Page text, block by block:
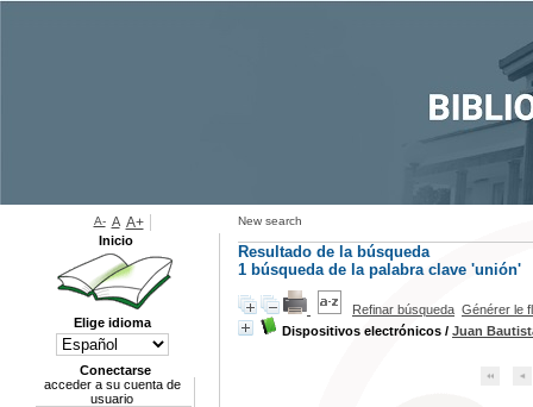
New search
Resultado de la búsqueda
1 búsqueda de la palabra clave 'unión'
Refinar búsqueda Générer le
Dispositivos electrónicos / Juan
A- A A+
Inicio
Elige idioma
Conectarse
acceder a su cuenta de
usuario